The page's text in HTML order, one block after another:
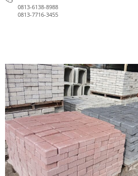
⁠0813-6138-8988
0813-7716-3455